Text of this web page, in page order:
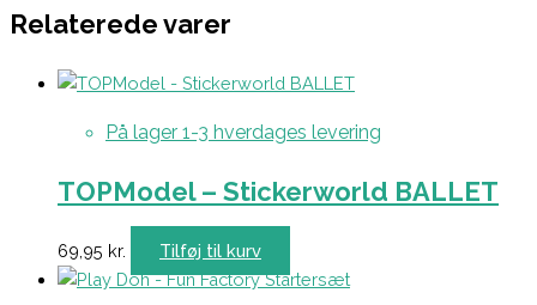
Relaterede varer
På lager 1-3 hverdages levering
TOPModel – Stickerworld BALLET
69,95 kr. Tilføj til kurv